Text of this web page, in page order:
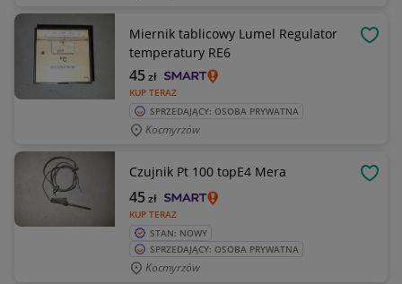
Miernik tablicowy Lumel Regulator
temperatury RE6
KUP TERAZ
45zł
SPRZEDAJĄCY: OSOBA PRYWATNA
Kocmyrzów
Czujnik Pt 100 topE4 Mera
KUP TERAZ
45zł
STAN: NOWY
SPRZEDAJĄCY: OSOBA PRYWATNA
Kocmyrzów